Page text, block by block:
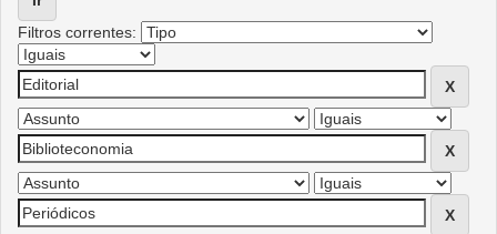
Filtros correntes: